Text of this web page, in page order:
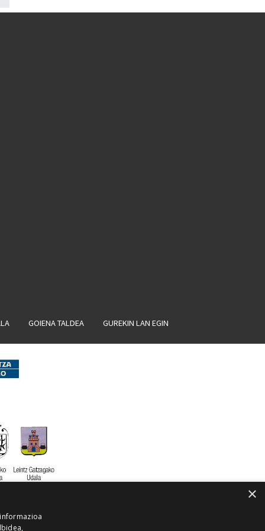
GOIENA TALDEA GUREKIN LAN EGIN
×